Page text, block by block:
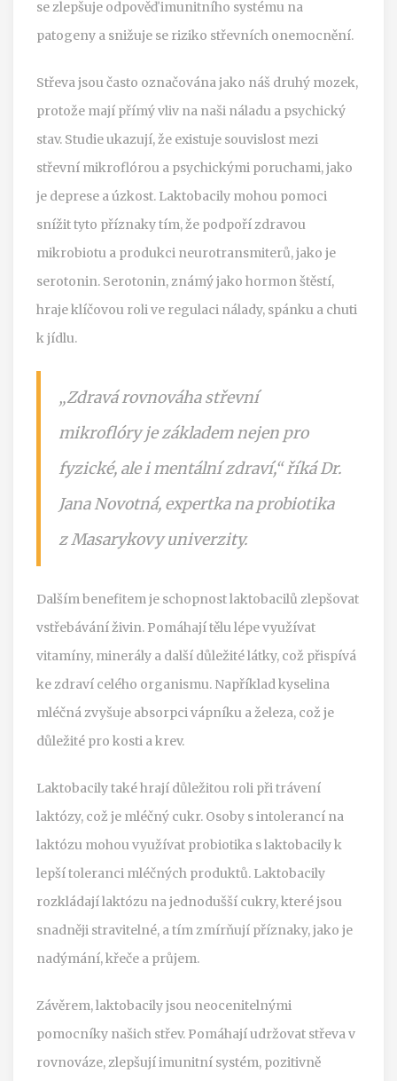
se zlepšuje odpověď imunitního systému na
patogeny a snižuje se riziko střevních onemocnění.
Střeva jsou často označována jako náš druhý mozek,
protože mají přímý vliv na naši náladu a psychický
stav. Studie ukazují, že existuje souvislost mezi
střevní mikroflórou a psychickými poruchami, jako
je deprese a úzkost. Laktobacily mohou pomoci
snížit tyto příznaky tím, že podpoří zdravou
mikrobiotu a produkci neurotransmiterů, jako je
serotonin. Serotonin, známý jako hormon štěstí,
hraje klíčovou roli ve regulaci nálady, spánku a chuti
k jídlu.
„Zdravá rovnováha střevní
mikroflóry je základem nejen pro
fyzické, ale i mentální zdraví,“ říká Dr.
Jana Novotná, expertka na probiotika
z Masarykovy univerzity.
Dalším benefitem je schopnost laktobacilů zlepšovat
vstřebávání živin. Pomáhají tělu lépe využívat
vitamíny, minerály a další důležité látky, což přispívá
ke zdraví celého organismu. Například kyselina
mléčná zvyšuje absorpci vápníku a železa, což je
důležité pro kosti a krev.
Laktobacily také hrají důležitou roli při trávení
laktózy, což je mléčný cukr. Osoby s intolerancí na
laktózu mohou využívat probiotika s laktobacily k
lepší toleranci mléčných produktů. Laktobacily
rozkládají laktózu na jednodušší cukry, které jsou
snadněji stravitelné, a tím zmírňují příznaky, jako je
nadýmání, křeče a průjem.
Závěrem, laktobacily jsou neocenitelnými
pomocníky našich střev. Pomáhají udržovat střeva v
rovnováze, zlepšují imunitní systém, pozitivně